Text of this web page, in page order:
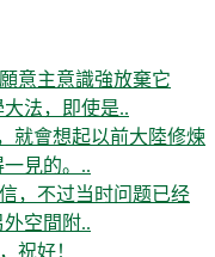
意主意識強放棄它
法，即使是..
就會想起以前大陸修煉
見的。..
，不过当时问题已经
空間附..
祝好！